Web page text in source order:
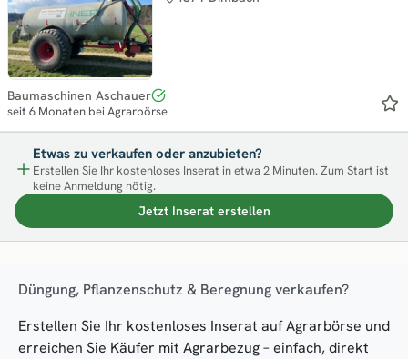
Baumaschinen Aschauer
seit 6 Monaten bei Agrarbörse
Etwas zu verkaufen oder anzubieten?
Erstellen Sie Ihr kostenloses Inserat in etwa 2 Minuten. Zum Start ist
keine Anmeldung nötig.
Jetzt Inserat erstellen
Düngung, Pflanzenschutz & Beregnung verkaufen?
Erstellen Sie Ihr kostenloses Inserat auf Agrarbörse und
erreichen Sie Käufer mit Agrarbezug – einfach, direkt